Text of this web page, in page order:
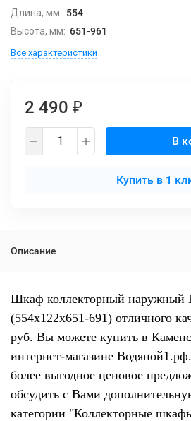
Длина, мм: 554
Высота, мм: 651-961
Все характеристики
2 490 ₽
В
Купить в 1
Описание
Шкаф коллекторный
(554х122х651-691) отличного
руб. Вы можете купить в
интернет-магазине
более выгодное ценовое
обсудить с Вами
категории "Коллекторные